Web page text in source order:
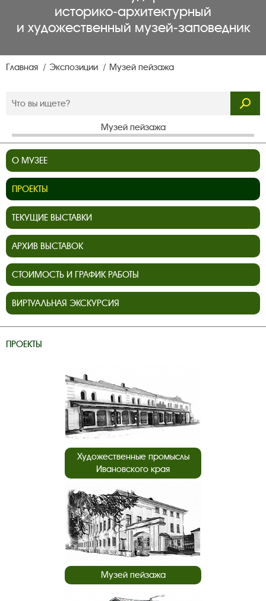
историко‑архитектурный
и художественный музей‑заповедник
Главная Экспозиции Музей пейзажа
Музей пейзажа
О МУЗЕЕ
ПРОЕКТЫ
ТЕКУЩИЕ ВЫСТАВКИ
АРХИВ ВЫСТАВОК
СТОИМОСТЬ И ГРАФИК РАБОТЫ
ВИРТУАЛЬНАЯ ЭКСКУРСИЯ
ПРОЕКТЫ
Художественные промыслы
Ивановского края
Музей пейзажа